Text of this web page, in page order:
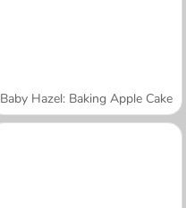
Baby Hazel: Baking Apple Cake